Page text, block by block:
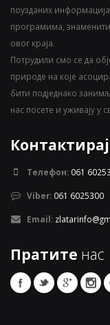
поузданих
програмима,
овог краја.
Потрудили смо се да
природе на које
бити подједнако
нас посете и уживају у
Телефон: 061
Viber: 061 6025300
Email:
Пратите нас